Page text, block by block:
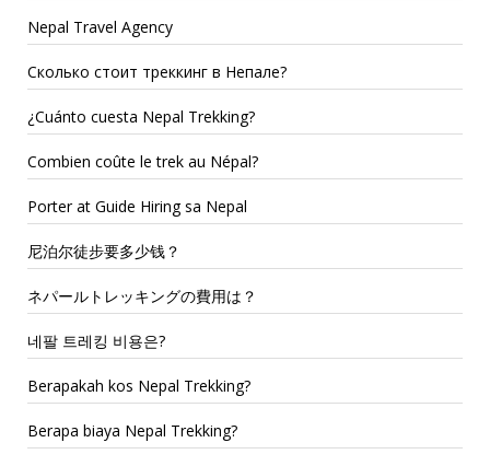
Nepal Travel Agency
Сколько стоит треккинг в Непале?
¿Cuánto cuesta Nepal Trekking?
Combien coûte le trek au Népal?
Porter at Guide Hiring sa Nepal
尼泊尔徒步要多少钱？
ネパールトレッキングの費用は？
네팔 트레킹 비용은?
Berapakah kos Nepal Trekking?
Berapa biaya Nepal Trekking?